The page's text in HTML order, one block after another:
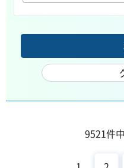
9521件